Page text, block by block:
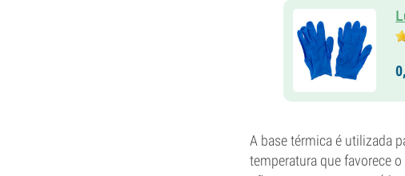
A base térmica é utilizada
temperatura que favorece